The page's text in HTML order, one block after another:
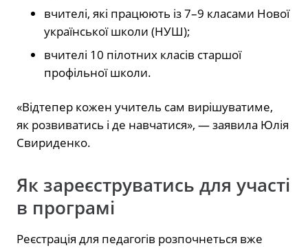
вчителі, які працюють із 7–9 класами Нової
української школи (НУШ);
вчителі 10 пілотних класів старшої
профільної школи.
«Відтепер кожен учитель сам вирішуватиме,
як розвиватись і де навчатися», — заявила Юлія
Свириденко.
Як зареєструватись для участі
в програмі
Реєстрація для педагогів розпочнеться вже